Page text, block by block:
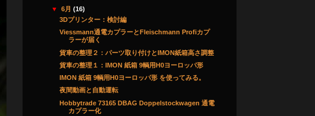
▼6月(16)
3Dプリンター：検討編
Viessmann通電カプラーとFleischmann Profiカプ
ラーが届く
貨車の整理２：パーツ取り付けとIMON紙箱高さ調整
貨車の整理１：IMON 紙箱 9輌用H0ヨーロッパ形
IMON 紙箱 9輌用H0ヨーロッパ形 を使ってみる。
夜間動画と自動運転
Hobbytrade 73165 DBAG Doppelstockwagen 通電
カプラー化